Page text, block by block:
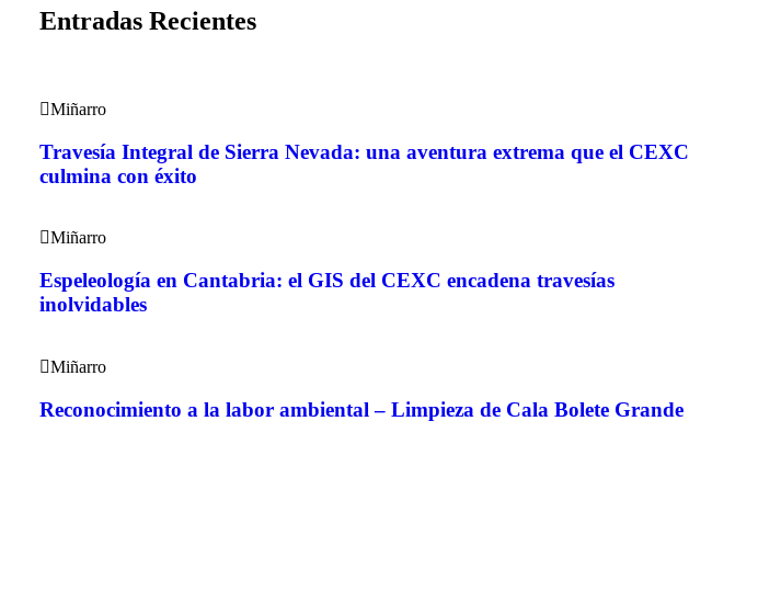
Entradas Recientes
Miñarro
Travesía Integral de Sierra Nevada: una aventura extrema que el CEXC
culmina con éxito
Miñarro
Espeleología en Cantabria: el GIS del CEXC encadena travesías
inolvidables
Miñarro
Reconocimiento a la labor ambiental – Limpieza de Cala Bolete Grande